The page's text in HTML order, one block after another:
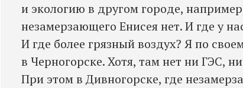
и экологию в другом городе,
незамерзающего Енисея нет. И где у
И где более грязный воздух? Я по
в Черногорске. Хотя, там нет ни ГЭС,
При этом в Дивногорске, где